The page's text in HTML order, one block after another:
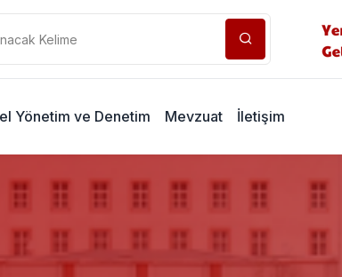
Yönetim ve Denetim Mevzuat İletişim